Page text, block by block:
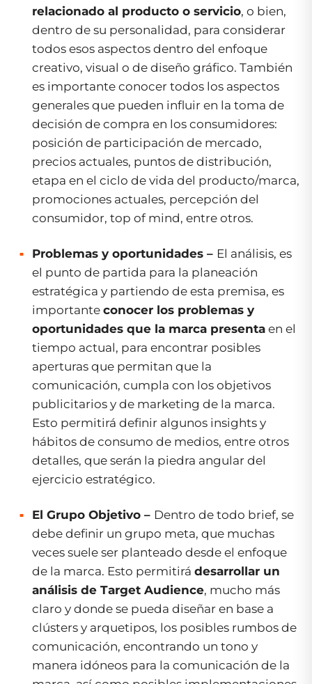
relacionado al producto o servicio, o bien,
dentro de su personalidad, para considerar
todos esos aspectos dentro del enfoque
creativo, visual o de diseño gráfico. También
es importante conocer todos los aspectos
generales que pueden influir en la toma de
decisión de compra en los consumidores:
posición de participación de mercado,
precios actuales, puntos de distribución,
etapa en el ciclo de vida del producto/marca,
promociones actuales, percepción del
consumidor, top of mind, entre otros.
Problemas y oportunidades – El análisis, es
el punto de partida para la planeación
estratégica y partiendo de esta premisa, es
importante conocer los problemas y
oportunidades que la marca presenta en el
tiempo actual, para encontrar posibles
aperturas que permitan que la
comunicación, cumpla con los objetivos
publicitarios y de marketing de la marca.
Esto permitirá definir algunos insights y
hábitos de consumo de medios, entre otros
detalles, que serán la piedra angular del
ejercicio estratégico.
El Grupo Objetivo – Dentro de todo brief, se
debe definir un grupo meta, que muchas
veces suele ser planteado desde el enfoque
de la marca. Esto permitirá desarrollar un
análisis de Target Audience, mucho más
claro y donde se pueda diseñar en base a
clústers y arquetipos, los posibles rumbos de
comunicación, encontrando un tono y
manera idóneos para la comunicación de la